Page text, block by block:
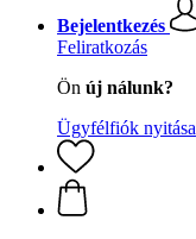
Bejelentkezés
Feliratkozás
Ön új nálunk?
Ügyfélfiók nyitása